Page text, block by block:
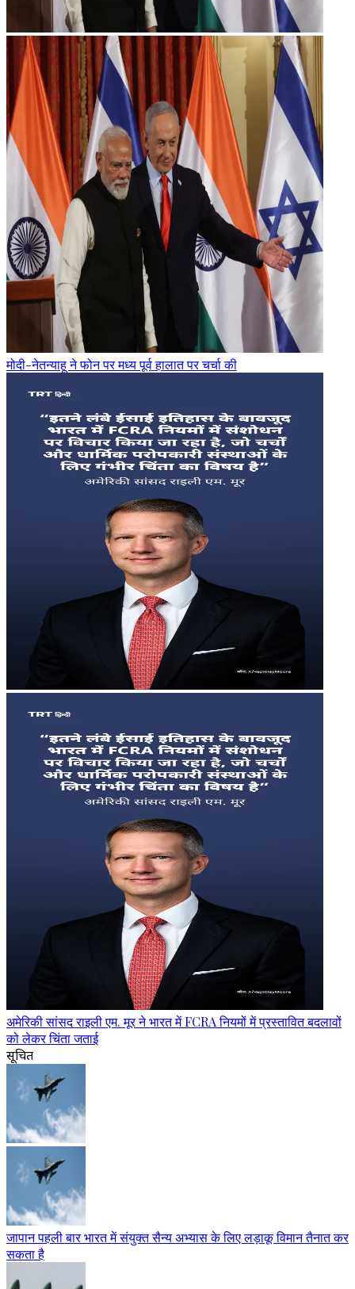
मोदी-नेतन्याहू ने फोन पर मध्य पूर्व हालात पर चर्चा की
अमेरिकी सांसद राइली एम. मूर ने भारत में FCRA नियमों में प्रस्तावित बदलावों
को लेकर चिंता जताई
सूचित
जापान पहली बार भारत में संयुक्त सैन्य अभ्यास के लिए लड़ाकू विमान तैनात कर
सकता है